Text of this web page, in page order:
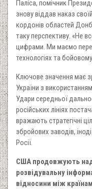
Паліса, помічник
знову віддав наказ
кордонів областей
таку перспективу. «Не
цифрами. Ми маємо
технологіях та
Ключове значення має
України з
Удари середньої
російських лініях
вражають стратегічні
збройових заводів,
Росії.
США продовжують
розвідувальну
відносини між